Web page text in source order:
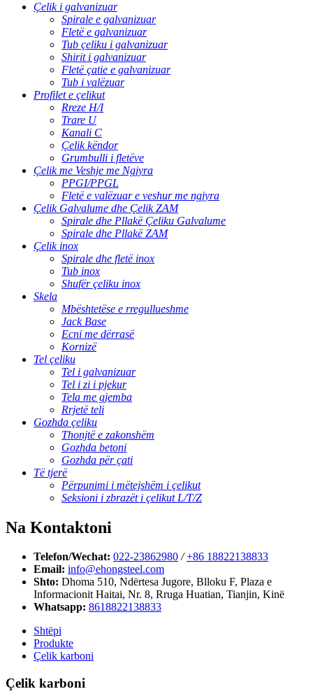
Çelik i galvanizuar
Spirale e galvanizuar
Fletë e galvanizuar
Tub çeliku i galvanizuar
Shirit i galvanizuar
Fletë çatie e galvanizuar
Tub i valëzuar
Profilet e çelikut
Rreze H/I
Trare U
Kanali C
Çelik këndor
Grumbulli i fletëve
Çelik me Veshje me Ngjyra
PPGI/PPGL
Fletë e valëzuar e veshur me ngjyra
Çelik Galvalume dhe Çelik ZAM
Spirale dhe Pllakë Çeliku Galvalume
Spirale dhe Pllakë ZAM
Çelik inox
Spirale dhe fletë inox
Tub inox
Shufër çeliku inox
Skela
Mbështetëse e rregullueshme
Jack Base
Ecni me dërrasë
Kornizë
Tel çeliku
Tel i galvanizuar
Tel i zi i pjekur
Tela me gjemba
Rrjetë teli
Gozhda çeliku
Thonjtë e zakonshëm
Gozhda betoni
Gozhda për çati
Të tjerë
Përpunimi i mëtejshëm i çelikut
Seksioni i zbrazët i çelikut L/T/Z
Na Kontaktoni
Telefon/Wechat: 022-23862980 / +86 18822138833
Email: info@ehongsteel.com
Shto: Dhoma 510, Ndërtesa Jugore, Blloku F, Plaza e
Informacionit Haitai, Nr. 8, Rruga Huatian, Tianjin, Kinë
Whatsapp: 8618822138833
Shtëpi
Produkte
Çelik karboni
Çelik karboni